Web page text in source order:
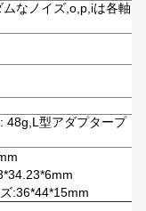
なノイズ,o,p,iは各軸
48g,L型アダプタープ
:36*44*15mm